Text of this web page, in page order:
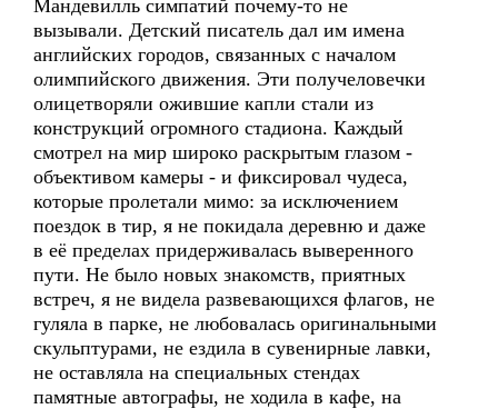
Мандевилль симпатий почему-то не
вызывали. Детский писатель дал им имена
английских городов, связанных с началом
олимпийского движения. Эти получеловечки
олицетворяли ожившие капли стали из
конструкций огромного стадиона. Каждый
смотрел на мир широко раскрытым глазом -
объективом камеры - и фиксировал чудеса,
которые пролетали мимо: за исключением
поездок в тир, я не покидала деревню и даже
в её пределах придерживалась выверенного
пути. Не было новых знакомств, приятных
встреч, я не видела развевающихся флагов, не
гуляла в парке, не любовалась оригинальными
скульптурами, не ездила в сувенирные лавки,
не оставляла на специальных стендах
памятные автографы, не ходила в кафе, на